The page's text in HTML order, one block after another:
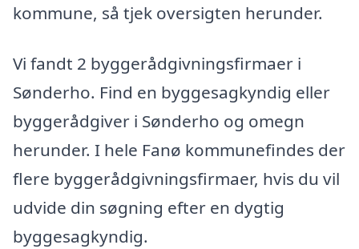
kommune, så tjek oversigten herunder.
Vi fandt 2 byggerådgivningsfirmaer i
Sønderho. Find en byggesagkyndig eller
byggerådgiver i Sønderho og omegn
herunder. I hele Fanø kommunefindes der
flere byggerådgivningsfirmaer, hvis du vil
udvide din søgning efter en dygtig
byggesagkyndig.